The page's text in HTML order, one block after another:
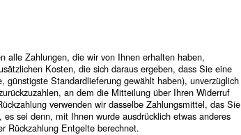
alle Zahlungen, die wir von Ihnen erhalten haben,
Kosten, die sich daraus ergeben, dass Sie eine
Standardlieferung gewählt haben), unverzüglich
an dem die Mitteilung über Ihren Widerruf
verwenden wir dasselbe Zahlungsmittel, das Sie
sei denn, mit Ihnen wurde ausdrücklich etwas anderes
Rückzahlung Entgelte berechnet.